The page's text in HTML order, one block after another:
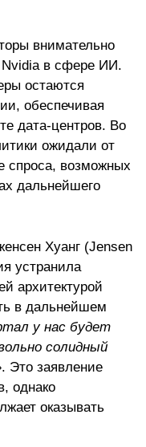
внимательно
Nvidia в сфере ИИ.
остаются
обеспечивая
дата-центров. Во
ожидали от
спроса, возможных
дальнейшего
Хуанг (Jensen
устранила
архитектурой
в дальнейшем
у нас будет
солидный
Это заявление
однако
оказывать